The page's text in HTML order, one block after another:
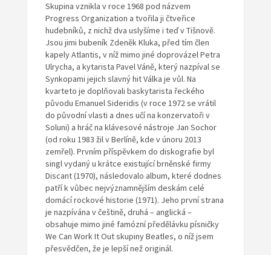
Skupina vznikla v roce 1968 pod názvem
Progress Organization a tvořila ji čtveřice
hudebníků, z nichž dva uslyšíme i teď v Tišnově.
Jsou jimi bubeník Zdeněk Kluka, před tím člen
kapely Atlantis, v níž mimo jiné doprovázel Petra
Ulrycha, a kytarista Pavel Váně, který nazpíval se
Synkopami jejich slavný hit Válka je vůl. Na
kvarteto je doplňovali baskytarista řeckého
původu Emanuel Sideridis (v roce 1972 se vrátil
do původní vlasti a dnes učí na konzervatoři v
Soluni) a hráč na klávesové nástroje Jan Sochor
(od roku 1983 žil v Berlíně, kde v únoru 2013
zemřel). Prvním příspěvkem do diskografie byl
singl vydaný u krátce existující brněnské firmy
Discant (1970), následovalo album, které dodnes
patří k vůbec nejvýznamnějším deskám celé
domácí rockové historie (1971). Jeho první strana
je nazpívána v češtině, druhá – anglická –
obsahuje mimo jiné famózní předělávku písničky
We Can Work It Out skupiny Beatles, o níž jsem
přesvědčen, že je lepší než originál.